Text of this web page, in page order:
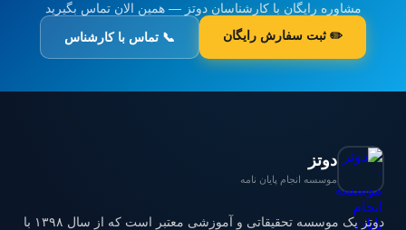
مشاوره رایگان با کارشناسان دوتز — همین الان تماس بگیرید
✏️ ثبت سفارش رایگان 📞 تماس با کارشناس
دوتز
موسسه انجام پایان نامه
دوتز یک موسسه تحقیقاتی و آموزشی معتبر است که از سال ۱۳۹۸ با